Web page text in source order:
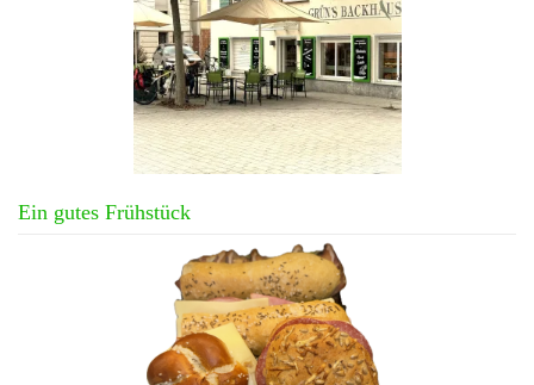
Ein gutes Frühstück